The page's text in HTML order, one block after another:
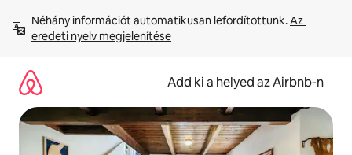
tartalomra
Néhány információt automatikusan lefordítottunk. Az
eredeti nyelv megjelenítése
Add ki a helyed az Airbnb-n